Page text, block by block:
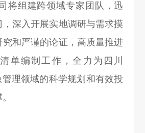
将组建跨领域专家团队，迅
深入开展实地调研与需求摸
和严谨的论证，高质量推进
单编制工作，全力为四川
管理领域的科学规划和有效投